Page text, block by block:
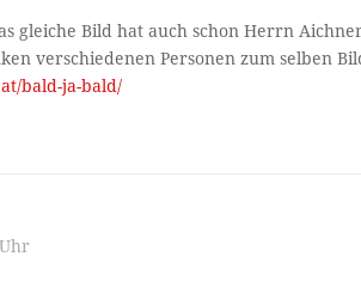
gleiche Bild hat auch schon Herrn
verschiedenen Personen zum selben
bald-ja-bald/